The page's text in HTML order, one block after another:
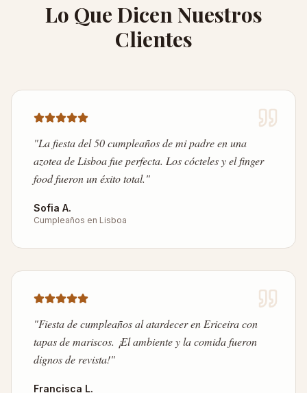
Lo Que Dicen Nuestros
Clientes
"La fiesta del 50 cumpleaños de mi padre en una
azotea de Lisboa fue perfecta. Los cócteles y el finger
food fueron un éxito total."
Sofia A.
Cumpleaños en Lisboa
"Fiesta de cumpleaños al atardecer en Ericeira con
tapas de mariscos. ¡El ambiente y la comida fueron
dignos de revista!"
Francisca L.